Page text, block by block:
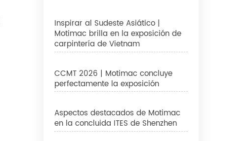
Inspirar al Sudeste Asiático |
Motimac brilla en la exposición de
carpintería de Vietnam
CCMT 2026 | Motimac concluye
perfectamente la exposición
Aspectos destacados de Motimac
en la concluida ITES de Shenzhen